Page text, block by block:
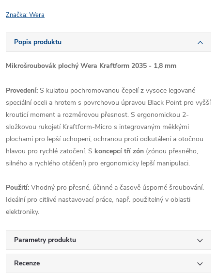
Značka:Wera
Popis produktu
Mikrošroubovák plochý Wera Kraftform 2035 - 1,8 mm
Provedení: S kulatou pochromovanou čepelí z vysoce legované
speciální oceli a hrotem s povrchovou úpravou Black Point pro vyšší
krouticí moment a rozměrovou přesnost. S ergonomickou 2-
složkovou rukojetí Kraftform-Micro s integrovaným měkkými
plochami pro lepší uchopení, ochranou proti odkutálení a otočnou
hlavou pro rychlé zatočení. S koncepcí tří zón (zónou přesného,
silného a rychlého otáčení) pro ergonomicky lepší manipulaci.
Použití: Vhodný pro přesné, účinné a časově úsporné šroubování.
Ideální pro citlivé nastavovací práce, např. použitelný v oblasti
elektroniky.
Parametry produktu
Recenze